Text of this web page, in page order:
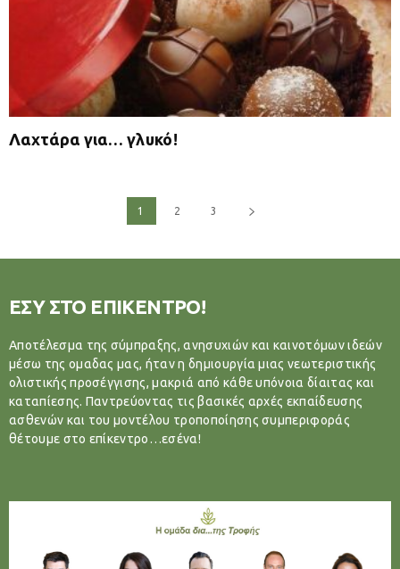
Λαχτάρα για… γλυκό!
1 2 3
ΕΣΥ ΣΤΟ ΕΠΙΚΕΝΤΡΟ!
Αποτέλεσμα της σύμπραξης, ανησυχιών και καινοτόμων ιδεών
μέσω της ομαδας μας, ήταν η δημιουργία μιας νεωτεριστικής
ολιστικής προσέγγισης, μακριά από κάθε υπόνοια δίαιτας και
καταπίεσης. Παντρεύοντας τις βασικές αρχές εκπαίδευσης
ασθενών και του μοντέλου τροποποίησης συμπεριφοράς
θέτουμε στο επίκεντρο…εσένα!